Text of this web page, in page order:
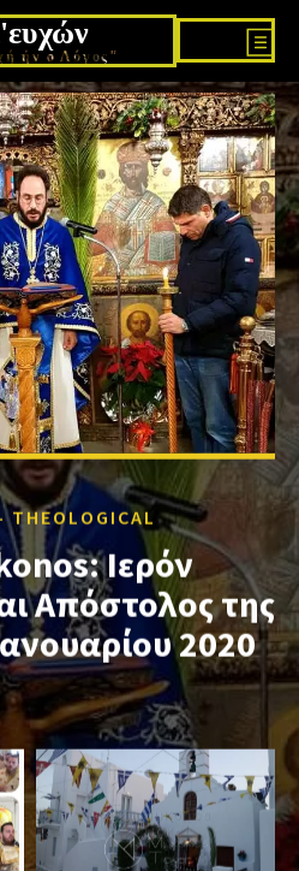
ήν ο Λόγος"
Ιερόν
Απόστολος της
2020